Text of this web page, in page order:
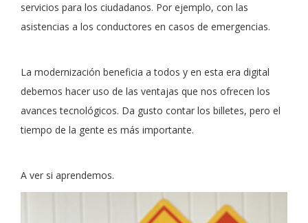
servicios para los ciudadanos. Por ejemplo, con las
asistencias a los conductores en casos de emergencias.
La modernización beneficia a todos y en esta era digital
debemos hacer uso de las ventajas que nos ofrecen los
avances tecnológicos. Da gusto contar los billetes, pero el
tiempo de la gente es más importante.
A ver si aprendemos.